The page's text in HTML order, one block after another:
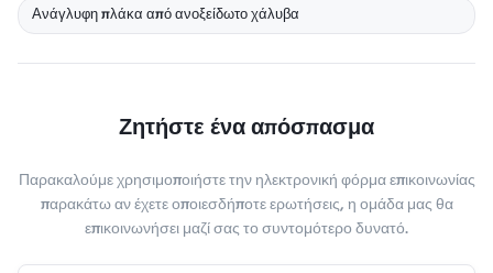
Ανάγλυφη πλάκα από ανοξείδωτο χάλυβα
Ζητήστε ένα απόσπασμα
Παρακαλούμε χρησιμοποιήστε την ηλεκτρονική φόρμα επικοινωνίας
παρακάτω αν έχετε οποιεσδήποτε ερωτήσεις, η ομάδα μας θα
επικοινωνήσει μαζί σας το συντομότερο δυνατό.